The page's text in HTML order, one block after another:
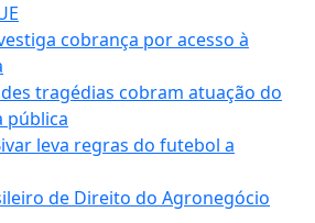
cobrança por acesso à
tragédias cobram atuação do
pública
leva regras do futebol a
de Direito do Agronegócio